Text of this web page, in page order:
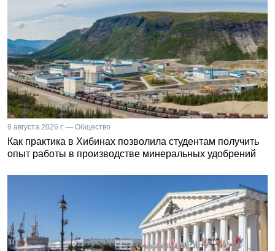
8 августа 2026 г. — Общество
Как практика в Хибинах позволила студентам получить
опыт работы в производстве минеральных удобрений